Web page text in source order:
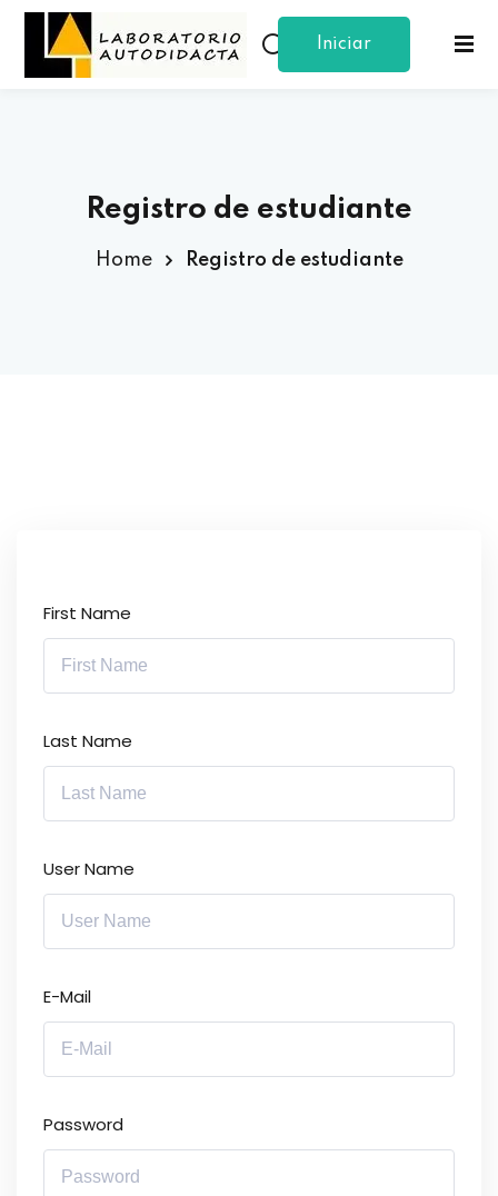
Iniciar
Registro de estudiante
Home Registro de estudiante
First Name
Last Name
User Name
E-Mail
Password
Sign in Sign up